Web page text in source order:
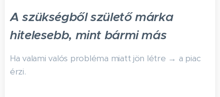
A szükségből születő márka
hitelesebb, mint bármi más
Ha valami valós probléma miatt jön létre → a piac
érzi.